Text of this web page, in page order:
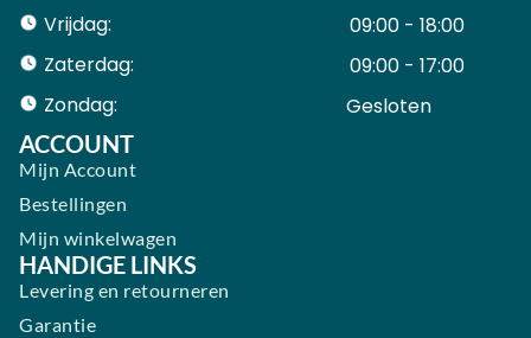
Vrijdag:
09:00 - 18:00
Zaterdag:
09:00 - 17:00
Zondag:
Gesloten ​ ​ ​ ​ ​ ​ ​
ACCOUNT
Mijn Account
Bestellingen
Mijn winkelwagen
HANDIGE LINKS
Levering en retourneren
Garantie